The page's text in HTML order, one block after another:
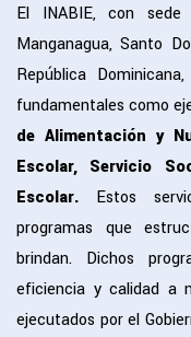
El INABIE, con
Manganagua, Santo
República
fundamentales como
de Alimentación y
Escolar, Servicio
Escolar. Estos
programas que
brindan. Dichos
eficiencia y calidad a
ejecutados por el